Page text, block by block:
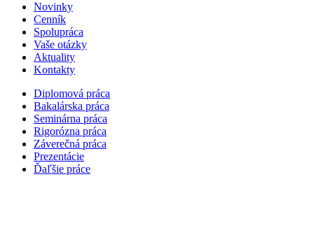
Novinky
Cenník
Spolupráca
Vaše otázky
Aktuality
Kontakty
Diplomová práca
Bakalárska práca
Seminárna práca
Rigorózna práca
Záverečná práca
Prezentácie
Ďaľšie práce